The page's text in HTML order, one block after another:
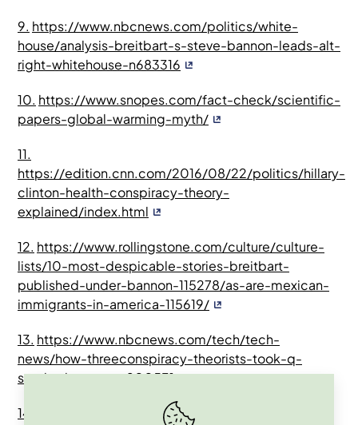
9. https://www.nbcnews.com/politics/white-
house/analysis-breitbart-s-steve-bannon-leads-alt-
right-whitehouse-n683316
10. https://www.snopes.com/fact-check/scientific-
papers-global-warming-myth/
11.
https://edition.cnn.com/2016/08/22/politics/hillary-
clinton-health-conspiracy-theory-
explained/index.html
12. https://www.rollingstone.com/culture/culture-
lists/10-most-despicable-stories-breitbart-
published-under-bannon-115278/as-are-mexican-
immigrants-in-america-115619/
13. https://www.nbcnews.com/tech/tech-
news/how-threeconspiracy-theorists-took-q-
sparked-qanon-n900531
14. https://en.wikipedia.org/wiki/Q_clearance